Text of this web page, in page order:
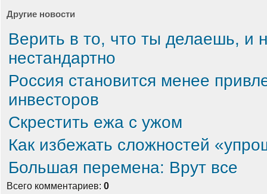
Другие новости
Верить в то, что ты делаешь, и
нестандартно
Россия становится менее
инвесторов
Скрестить ежа с ужом
Как избежать сложностей
Большая перемена: Врут все
Всего комментариев: 0